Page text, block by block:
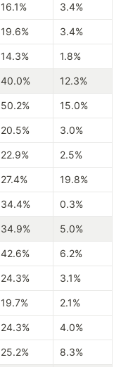
16.1% 3.4%
19.6% 3.4%
14.3% 1.8%
40.0% 12.3%
50.2% 15.0%
20.5% 3.0%
22.9% 2.5%
27.4% 19.8%
34.4% 0.3%
34.9% 5.0%
42.6% 6.2%
24.3% 3.1%
19.7% 2.1%
24.3% 4.0%
25.2% 8.3%